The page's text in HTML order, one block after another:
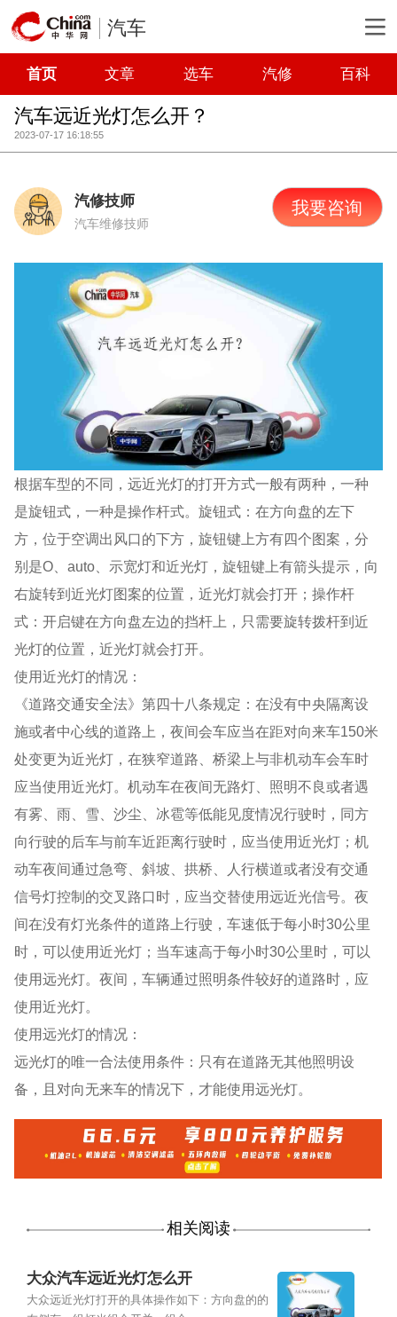
汽车
首页 文章 选车 汽修 百科
汽车远近光灯怎么开？
2023-07-17 16:18:55
汽修技师
汽车维修技师
我要咨询
根据车型的不同，远近光灯的打开方式一般有两种，一种
是旋钮式，一种是操作杆式。旋钮式：在方向盘的左下
方，位于空调出风口的下方，旋钮键上方有四个图案，分
别是O、auto、示宽灯和近光灯，旋钮键上有箭头提示，向
右旋转到近光灯图案的位置，近光灯就会打开；操作杆
式：开启键在方向盘左边的挡杆上，只需要旋转拨杆到近
光灯的位置，近光灯就会打开。
使用近光灯的情况：
《道路交通安全法》第四十八条规定：在没有中央隔离设
施或者中心线的道路上，夜间会车应当在距对向来车150米
处变更为近光灯，在狭窄道路、桥梁上与非机动车会车时
应当使用近光灯。机动车在夜间无路灯、照明不良或者遇
有雾、雨、雪、沙尘、冰雹等低能见度情况行驶时，同方
向行驶的后车与前车近距离行驶时，应当使用近光灯；机
动车夜间通过急弯、斜坡、拱桥、人行横道或者没有交通
信号灯控制的交叉路口时，应当交替使用远近光信号。夜
间在没有灯光条件的道路上行驶，车速低于每小时30公里
时，可以使用近光灯；当车速高于每小时30公里时，可以
使用远光灯。夜间，车辆通过照明条件较好的道路时，应
使用近光灯。
使用远光灯的情况：
远光灯的唯一合法使用条件：只有在道路无其他照明设
备，且对向无来车的情况下，才能使用远光灯。
相关阅读
大众汽车远近光灯怎么开
大众远近光灯打开的具体操作如下：方向盘的的